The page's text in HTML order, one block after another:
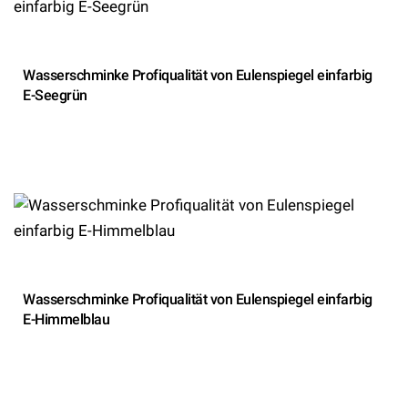
Wasserschminke Profiqualität von Eulenspiegel einfarbig
E-Seegrün
Wasserschminke Profiqualität von Eulenspiegel einfarbig
E-Himmelblau